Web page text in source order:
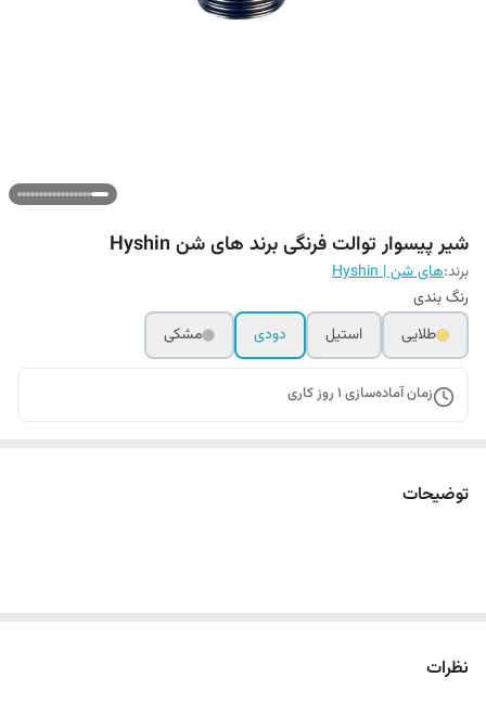
شیر پیسوار توالت فرنگی برند های شن Hyshin
برند:های شن | Hyshin
رنگ بندی
طلایی
استیل دودی مشکی
زمان آماده‌سازی 1 روز کاری
توضیحات
نظرات